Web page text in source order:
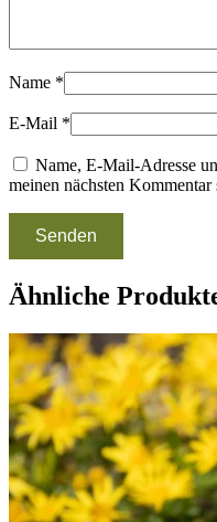
Name *
E-Mail *
Name, E-Mail-Adresse
meinen nächsten Kommentar
Ähnliche